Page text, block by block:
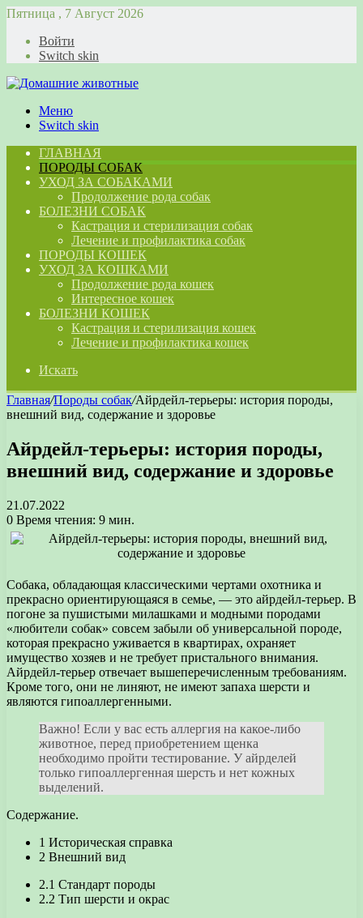
Пятница , 7 Август 2026
Войти
Switch skin
Меню
Switch skin
ГЛАВНАЯ
ПОРОДЫ СОБАК
УХОД ЗА СОБАКАМИ
Продолжение рода собак
БОЛЕЗНИ СОБАК
Кастрация и стерилизация собак
Лечение и профилактика собак
ПОРОДЫ КОШЕК
УХОД ЗА КОШКАМИ
Продолжение рода кошек
Интересное кошек
БОЛЕЗНИ КОШЕК
Кастрация и стерилизация кошек
Лечение и профилактика кошек
Искать
Главная/Породы собак/Айрдейл-терьеры: история породы,
внешний вид, содержание и здоровье
Айрдейл-терьеры: история породы,
внешний вид, содержание и здоровье
21.07.2022
0 Время чтения: 9 мин.
Собака, обладающая классическими чертами охотника и
прекрасно ориентирующаяся в семье, — это айрдейл-терьер. В
погоне за пушистыми милашками и модными породами
«любители собак» совсем забыли об универсальной породе,
которая прекрасно уживается в квартирах, охраняет
имущество хозяев и не требует пристального внимания.
Айрдейл-терьер отвечает вышеперечисленным требованиям.
Кроме того, они не линяют, не имеют запаха шерсти и
являются гипоаллергенными.
Важно! Если у вас есть аллергия на какое-либо
животное, перед приобретением щенка
необходимо пройти тестирование. У айрделей
только гипоаллергенная шерсть и нет кожных
выделений.
Содержание.
1 Историческая справка
2 Внешний вид
2.1 Стандарт породы
2.2 Тип шерсти и окрас